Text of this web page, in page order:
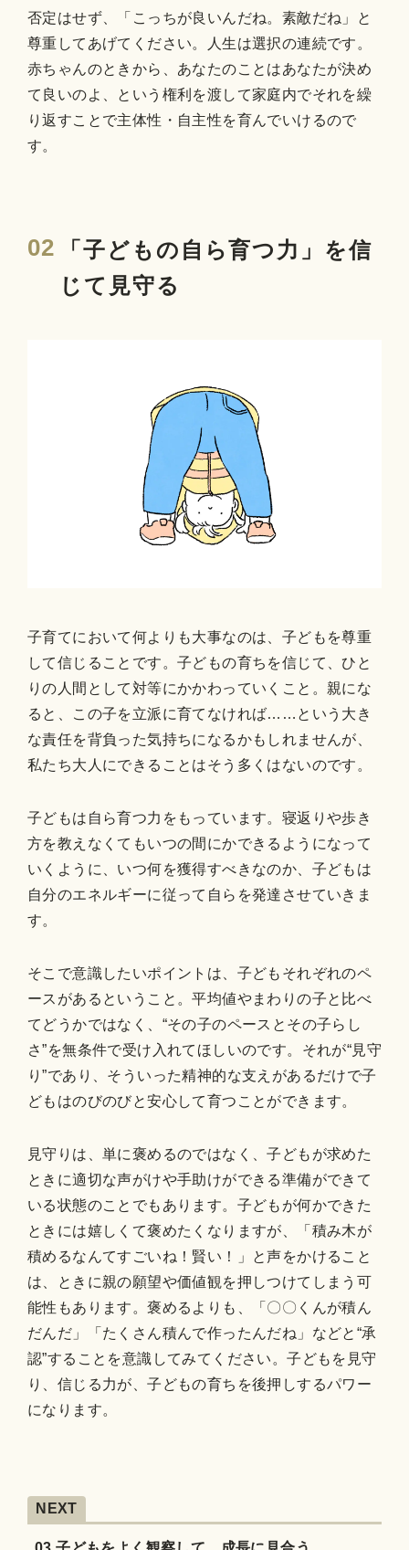
否定はせず、「こっちが良いんだね。素敵だね」と
尊重してあげてください。人生は選択の連続です。
赤ちゃんのときから、あなたのことはあなたが決め
て良いのよ、という権利を渡して家庭内でそれを繰
り返すことで主体性・自主性を育んでいけるので
す。
02
「子どもの自ら育つ力」を信
じて見守る
子育てにおいて何よりも大事なのは、子どもを尊重
して信じることです。子どもの育ちを信じて、ひと
りの人間として対等にかかわっていくこと。親にな
ると、この子を立派に育てなければ……という大き
な責任を背負った気持ちになるかもしれませんが、
私たち大人にできることはそう多くはないのです。
子どもは自ら育つ力をもっています。寝返りや歩き
方を教えなくてもいつの間にかできるようになって
いくように、いつ何を獲得すべきなのか、子どもは
自分のエネルギーに従って自らを発達させていきま
す。
そこで意識したいポイントは、子どもそれぞれのペ
ースがあるということ。平均値やまわりの子と比べ
てどうかではなく、“その子のペースとその子らし
さ”を無条件で受け入れてほしいのです。それが“見守
り”であり、そういった精神的な支えがあるだけで子
どもはのびのびと安心して育つことができます。
見守りは、単に褒めるのではなく、子どもが求めた
ときに適切な声がけや手助けができる準備ができて
いる状態のことでもあります。子どもが何かできた
ときには嬉しくて褒めたくなりますが、「積み木が
積めるなんてすごいね！賢い！」と声をかけること
は、ときに親の願望や価値観を押しつけてしまう可
能性もあります。褒めるよりも、「〇〇くんが積ん
だんだ」「たくさん積んで作ったんだね」などと“承
認”することを意識してみてください。子どもを見守
り、信じる力が、子どもの育ちを後押しするパワー
になります。
NEXT